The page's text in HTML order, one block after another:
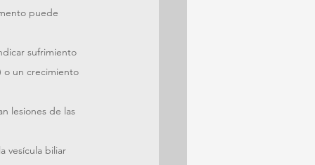
puede
sufrimiento
o un crecimiento
lesiones de las
vesícula biliar